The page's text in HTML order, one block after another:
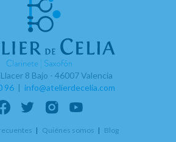
8 Bajo - 46007 Valencia
96| info@atelierdecelia.com
Quiénes somos Blog